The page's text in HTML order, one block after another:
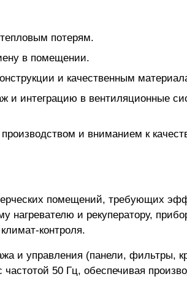
потерям.
в помещении.
и качественным
и интеграцию в вентиляционные
и вниманием к
помещений, требующих
и рекуператору,
контроля.
и управления (панели, фильтры,
50 Гц, обеспечивая